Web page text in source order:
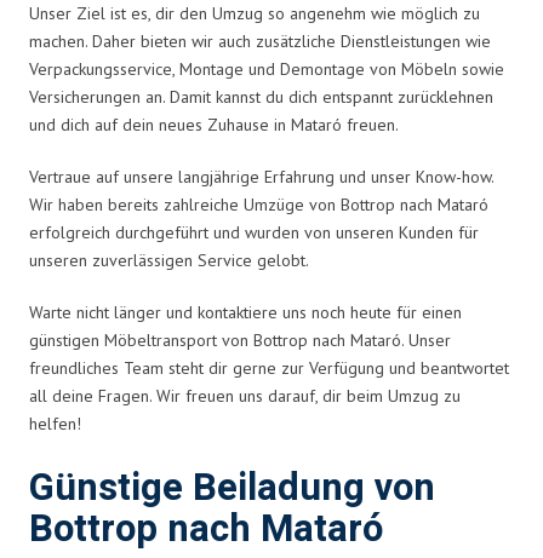
Unser Ziel ist es, dir den Umzug so angenehm wie möglich zu
machen. Daher bieten wir auch zusätzliche Dienstleistungen wie
Verpackungsservice, Montage und Demontage von Möbeln sowie
Versicherungen an. Damit kannst du dich entspannt zurücklehnen
und dich auf dein neues Zuhause in Mataró freuen.
Vertraue auf unsere langjährige Erfahrung und unser Know-how.
Wir haben bereits zahlreiche Umzüge von Bottrop nach Mataró
erfolgreich durchgeführt und wurden von unseren Kunden für
unseren zuverlässigen Service gelobt.
Warte nicht länger und kontaktiere uns noch heute für einen
günstigen Möbeltransport von Bottrop nach Mataró. Unser
freundliches Team steht dir gerne zur Verfügung und beantwortet
all deine Fragen. Wir freuen uns darauf, dir beim Umzug zu
helfen!
Günstige Beiladung von
Bottrop nach Mataró